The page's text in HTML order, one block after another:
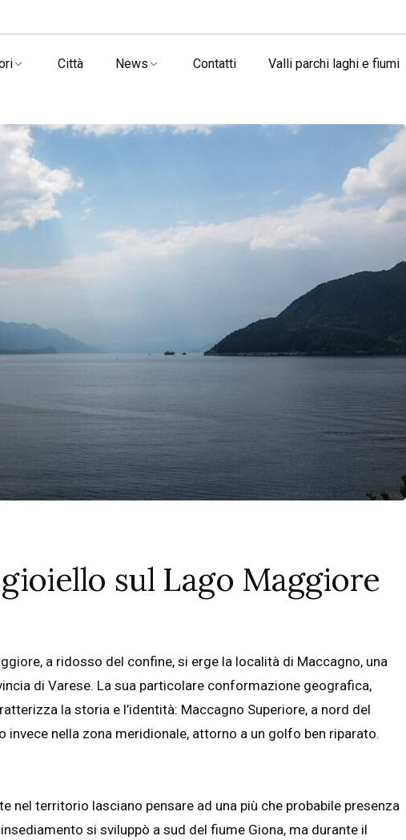
Città News Contatti Valli parchi laghi e fiumi
sul Lago Maggiore
a ridosso del confine, si erge la località di Maccagno, una
di Varese. La sua particolare conformazione geografica,
la storia e l’identità: Maccagno Superiore, a nord del
invece nella zona meridionale, attorno a un golfo ben riparato.
nel territorio lasciano pensare ad una più che probabile presenza
si sviluppò a sud del fiume Giona, ma durante il